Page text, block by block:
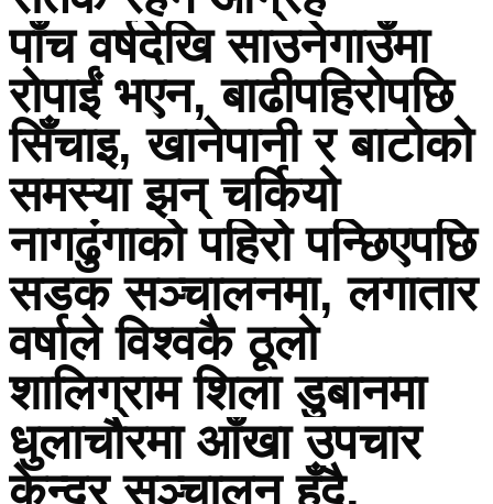
पाँच वर्षदेखि साउनेगाउँमा
रोपाईं भएन, बाढीपहिरोपछि
सिँचाइ, खानेपानी र बाटोको
समस्या झन् चर्कियो
नागढुंगाको पहिरो पन्छिएपछि
सडक सञ्चालनमा, लगातार
वर्षाले विश्वकै ठूलो
शालिग्राम शिला डुबानमा
धुलाचौरमा आँखा उपचार
केन्द्र सञ्चालन हुँदै,